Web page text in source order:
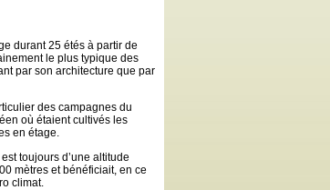
durant 25 étés à partir de
le plus typique des
par son architecture que par
des campagnes du
où étaient cultivés les
en étage.
toujours d’une altitude
mètres et bénéficiait, en ce
climat.